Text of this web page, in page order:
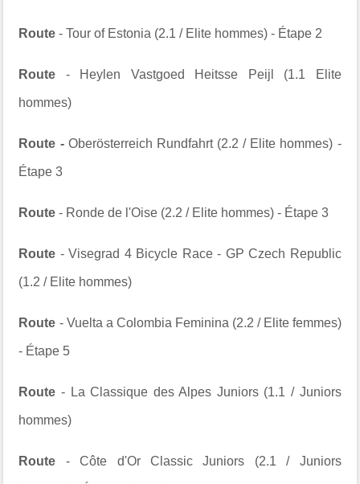
Route- Tour of Estonia (2.1 / Elite hommes) - Étape 2
Route - Heylen Vastgoed Heitsse Peijl (1.1 Elite
hommes)
Route - Oberösterreich Rundfahrt (2.2 / Elite hommes) -
Étape 3
Route- Ronde de l'Oise (2.2 / Elite hommes) - Étape 3
Route - Visegrad 4 Bicycle Race - GP Czech Republic
(1.2 / Elite hommes)
Route - Vuelta a Colombia Feminina (2.2 / Elite femmes)
- Étape 5
Route- La Classique des Alpes Juniors (1.1 / Juniors
hommes)
Route - Côte d'Or Classic Juniors (2.1 / Juniors